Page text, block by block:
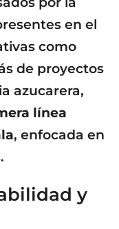
en el
como
de proyectos
azucarera,
línea
, enfocada en
y